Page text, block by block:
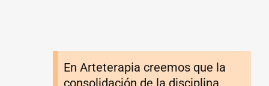
En Arteterapia creemos que la
consolidación de la disciplina